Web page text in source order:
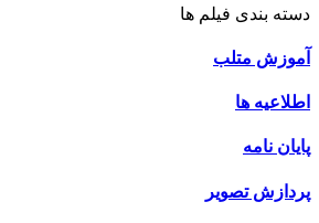
دسته بندی فیلم ها
آموزش متلب
اطلاعیه ها
پایان نامه
پردازش تصویر